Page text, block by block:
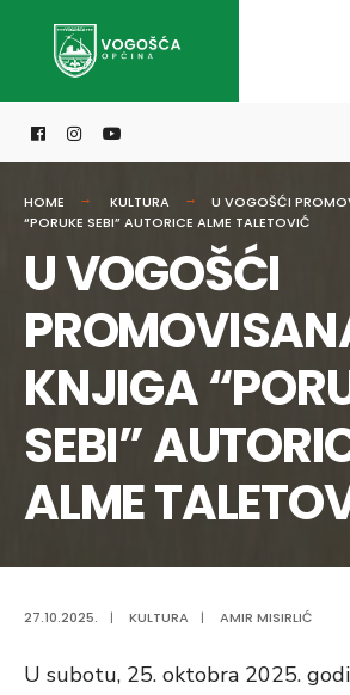
HOME KULTURA
U VOGOŠĆI
“PORUKE SEBI” AUTORICE ALME TALETOVIĆ
U VOGOŠĆI
KNJIGA
SEBI”
ALME
27.10.2025. | KULTURA | AMIR MISIRLIĆ
U subotu, 25. oktobra 2025.
for: